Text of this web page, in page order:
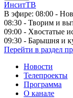
ИнситТВ
В эфире: 08:00 -
08:30 - Творим и
09:00 - Хвостатые
09:30 - Барышня и
Перейти в раздел
Новости
Телепроекты
Программа
О канале